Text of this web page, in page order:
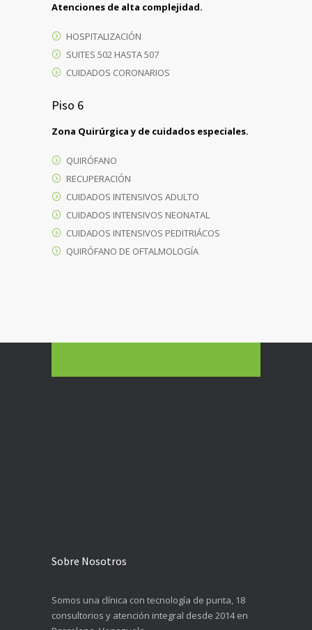
Atenciones de alta complejidad.
HOSPITALIZACIÓN
SUITES 502 HASTA 507
CUIDADOS CORONARIOS
Piso 6
Zona Quirúrgica y de cuidados especiales.
QUIRÓFANO
RECUPERACIÓN
CUIDADOS INTENSIVOS ADULTO
CUIDADOS INTENSIVOS NEONATAL
CUIDADOS INTENSIVOS PEDITRIÁCOS
QUIRÓFANO DE OFTALMOLOGÍA
Sobre Nosotros
Somos una clínica con tecnología de punta, 18
consultorios y atención integral desde 2014 en